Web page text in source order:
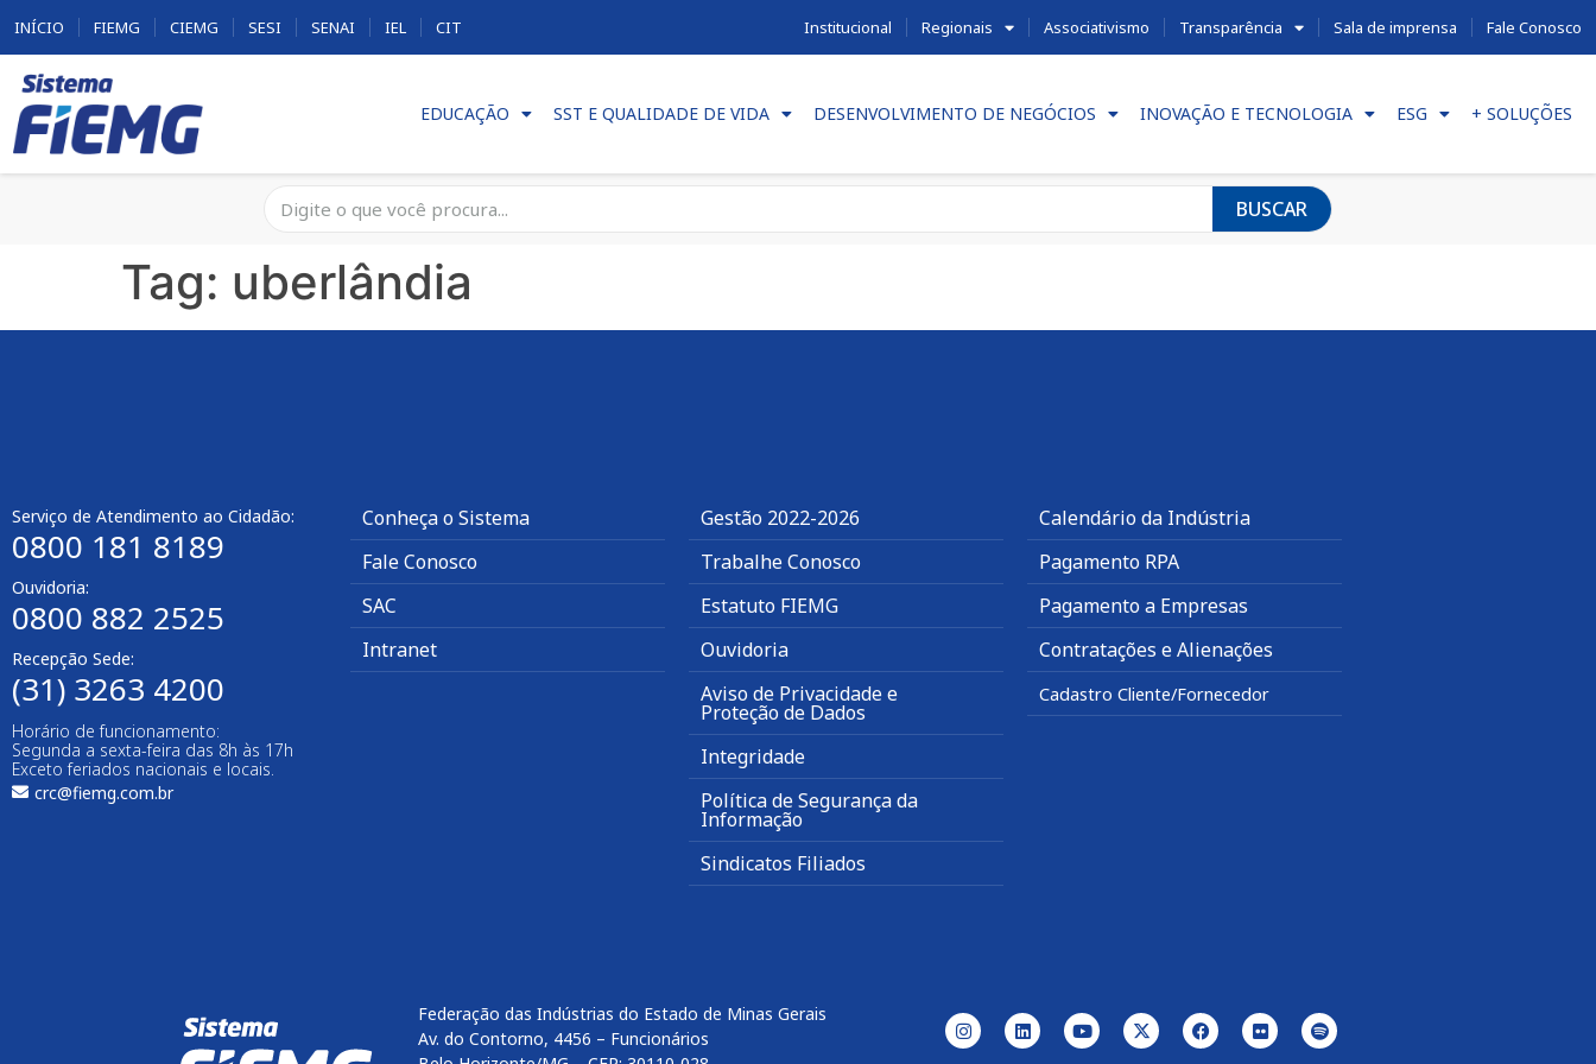
INÍCIO FIEMG CIEMG SESI SENAI IEL CIT Institucional Regionais Associativismo Transparência Sala de imprensa Fale Conosco
EDUCAÇÃO SST E QUALIDADE DE VIDA DESENVOLVIMENTO DE NEGÓCIOS INOVAÇÃO E TECNOLOGIA ESG + SOLUÇÕES
BUSCAR
Tag: uberlândia
Serviço de Atendimento ao Cidadão:
0800 181 8189
Ouvidoria:
0800 882 2525​
Recepção Sede:
(31) 3263 4200
Horário de funcionamento:
Segunda a sexta-feira das 8h às 17h
Exceto feriados nacionais e locais.
crc@fiemg.com.br
Conheça o Sistema
Fale Conosco
SAC
Intranet
Gestão 2022-2026
Trabalhe Conosco
Estatuto FIEMG
Ouvidoria
Aviso de Privacidade e
Proteção de Dados
Integridade
Política de Segurança da
Informação
Sindicatos Filiados
Calendário da Indústria
Pagamento RPA
Pagamento a Empresas
Contratações e Alienações
Cadastro Cliente/Fornecedor
Federação das Indústrias do Estado de Minas Gerais
Av. do Contorno, 4456 – Funcionários